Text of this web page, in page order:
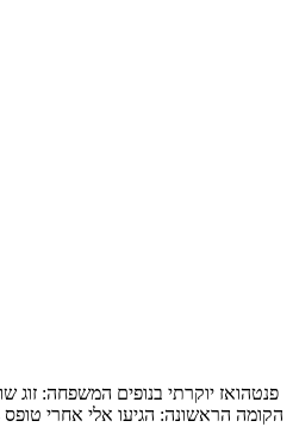
הקומה הראשונה: הגיעו אלי אחרי טופס 4, קנו בית חדש מקבלן תכננו את המטבח והבינו שלשאר הם חייבים תכנון מקצועי, תכנון […]